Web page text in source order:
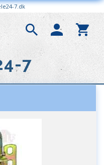
7.dk
7